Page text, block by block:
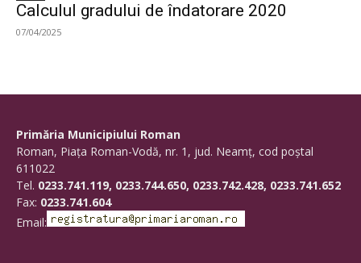
Calculul gradului de îndatorare 2020
07/04/2025
Primăria Municipiului Roman
Roman, Piaţa Roman-Vodă, nr. 1, jud. Neamţ, cod poştal
611022
Tel. 0233.741.119, 0233.744.650, 0233.742.428, 0233.741.652
Fax: 0233.741.604
Email: